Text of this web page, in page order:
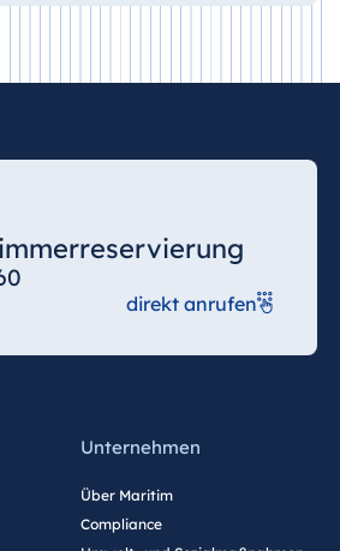
direkt anrufen
Unternehmen
Über Maritim
Compliance